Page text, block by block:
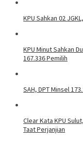
KPU Sahkan 02
KPU Minut Sahkan
167.336 Pemilih
SAH, DPT Minsel
Clear Kata KPU
Taat Perjanjian